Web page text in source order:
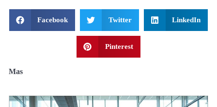
Facebook Twitter LinkedIn
Pinterest
Mas